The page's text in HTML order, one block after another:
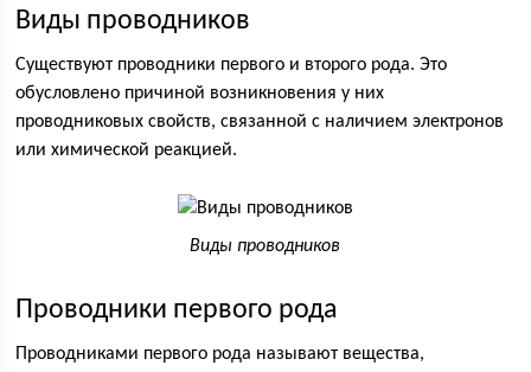
Виды проводников
Существуют проводники первого и второго рода. Это
обусловлено причиной возникновения у них
проводниковых свойств, связанной с наличием электронов
или химической реакцией.
Виды проводников
Проводники первого рода
Проводниками первого рода называют вещества,